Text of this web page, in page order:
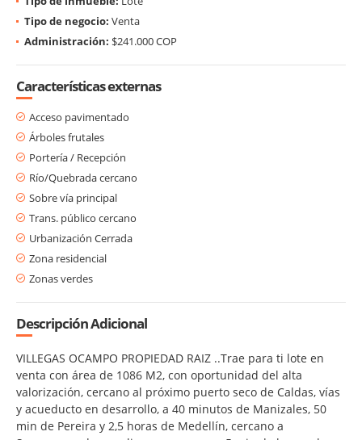
Tipo de negocio: Venta
Administración: $241.000 COP
Características externas
Acceso pavimentado
Árboles frutales
Portería / Recepción
Río/Quebrada cercano
Sobre vía principal
Trans. público cercano
Urbanización Cerrada
Zona residencial
Zonas verdes
Descripción Adicional
VILLEGAS OCAMPO PROPIEDAD RAIZ ..Trae para ti lote en
venta con área de 1086 M2, con oportunidad del alta
valorización, cercano al próximo puerto seco de Caldas, vías
y acueducto en desarrollo, a 40 minutos de Manizales, 50
min de Pereira y 2,5 horas de Medellín, cercano a